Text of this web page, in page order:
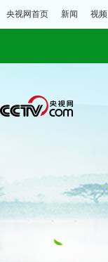
央视网首页 新闻 视频